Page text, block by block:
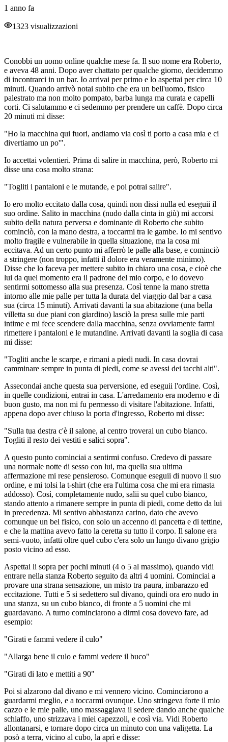
1 anno fa
1323 visualizzazioni
Conobbi un uomo online qualche mese fa. Il suo nome era Roberto,
e aveva 48 anni. Dopo aver chattato per qualche giorno, decidemmo
di incontrarci in un bar. Io arrivai per primo e lo aspettai per circa 10
minuti. Quando arrivò notai subito che era un bell'uomo, fisico
palestrato ma non molto pompato, barba lunga ma curata e capelli
corti. Ci salutammo e ci sedemmo per prendere un caffè. Dopo circa
20 minuti mi disse:
"Ho la macchina qui fuori, andiamo via così ti porto a casa mia e ci
divertiamo un po'".
Io accettai volentieri. Prima di salire in macchina, però, Roberto mi
disse una cosa molto strana:
"Togliti i pantaloni e le mutande, e poi potrai salire".
Io ero molto eccitato dalla cosa, quindi non dissi nulla ed eseguii il
suo ordine. Salito in macchina (nudo dalla cinta in giù) mi accorsi
subito della natura perversa e dominante di Roberto che subito
cominciò, con la mano destra, a toccarmi tra le gambe. Io mi sentivo
molto fragile e vulnerabile in quella situazione, ma la cosa mi
eccitava. Ad un certo punto mi afferrò le palle alla base, e cominciò
a stringere (non troppo, infatti il dolore era veramente minimo).
Disse che lo faceva per mettere subito in chiaro una cosa, e cioè che
lui da quel momento era il padrone del mio corpo, e io dovevo
sentirmi sottomesso alla sua presenza. Così tenne la mano stretta
intorno alle mie palle per tutta la durata del viaggio dal bar a casa
sua (circa 15 minuti). Arrivati davanti la sua abitazione (una bella
villetta su due piani con giardino) lasciò la presa sulle mie parti
intime e mi fece scendere dalla macchina, senza ovviamente farmi
rimettere i pantaloni e le mutandine. Arrivati davanti la soglia di casa
mi disse:
"Togliti anche le scarpe, e rimani a piedi nudi. In casa dovrai
camminare sempre in punta di piedi, come se avessi dei tacchi alti".
Assecondai anche questa sua perversione, ed eseguii l'ordine. Così,
in quelle condizioni, entrai in casa. L'arredamento era moderno e di
buon gusto, ma non mi fu permesso di visitare l'abitazione. Infatti,
appena dopo aver chiuso la porta d'ingresso, Roberto mi disse:
"Sulla tua destra c'è il salone, al centro troverai un cubo bianco.
Togliti il resto dei vestiti e salici sopra".
A questo punto cominciai a sentirmi confuso. Credevo di passare
una normale notte di sesso con lui, ma quella sua ultima
affermazione mi rese pensieroso. Comunque eseguii di nuovo il suo
ordine, e mi tolsi la t-shirt (che era l'ultima cosa che mi era rimasta
addosso). Così, completamente nudo, salii su quel cubo bianco,
stando attento a rimanere sempre in punta di piedi, come detto da lui
in precedenza. Mi sentivo abbastanza carino, dato che avevo
comunque un bel fisico, con solo un accenno di pancetta e di tettine,
e che la mattina avevo fatto la ceretta su tutto il corpo. Il salone era
semi-vuoto, infatti oltre quel cubo c'era solo un lungo divano grigio
posto vicino ad esso.
Aspettai li sopra per pochi minuti (4 o 5 al massimo), quando vidi
entrare nella stanza Roberto seguito da altri 4 uomini. Cominciai a
provare una strana sensazione, un misto tra paura, imbarazzo ed
eccitazione. Tutti e 5 si sedettero sul divano, quindi ora ero nudo in
una stanza, su un cubo bianco, di fronte a 5 uomini che mi
guardavano. A turno cominciarono a dirmi cosa dovevo fare, ad
esempio:
"Girati e fammi vedere il culo"
"Allarga bene il culo e fammi vedere il buco"
"Girati di lato e mettiti a 90"
Poi si alzarono dal divano e mi vennero vicino. Cominciarono a
guardarmi meglio, e a toccarmi ovunque. Uno stringeva forte il mio
cazzo e le mie palle, uno massaggiava il sedere dando anche qualche
schiaffo, uno strizzava i miei capezzoli, e così via. Vidi Roberto
allontanarsi, e tornare dopo circa un minuto con una valigetta. La
posò a terra, vicino al cubo, la aprì e disse: